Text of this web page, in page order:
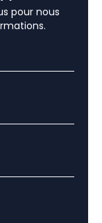
pour nous